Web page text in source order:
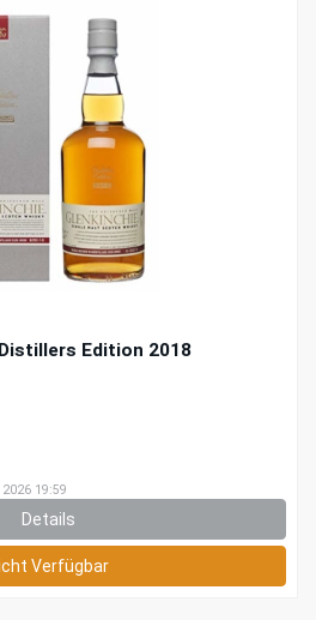
Edition 2018
19:59
Details
Verfügbar